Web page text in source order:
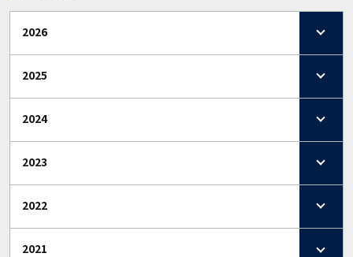
2026
2025
2024
2023
2022
2021